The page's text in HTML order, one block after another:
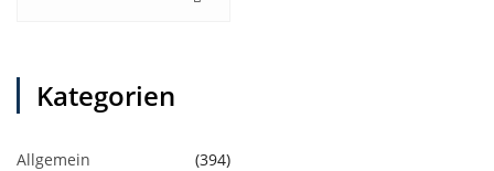
Kategorien
Allgemein (394)